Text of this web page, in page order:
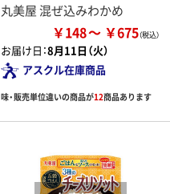
丸美屋 混ぜ込みわかめ
￥148 ￥675
お届け日：8月11日（火）
アスクル在庫商品
味・販売単位違いの商品が12商品あります